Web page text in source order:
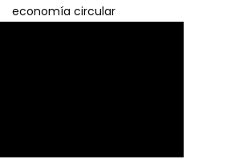
economía circular